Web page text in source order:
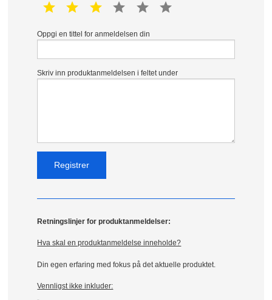
1 star 2 star 3 star 4 star 5 star
Oppgi en tittel for anmeldelsen din
Skriv inn produktanmeldelsen i feltet under
Retningslinjer for produktanmeldelser:
Hva skal en produktanmeldelse inneholde?
Din egen erfaring med fokus på det aktuelle produktet.
Vennligst ikke inkluder: